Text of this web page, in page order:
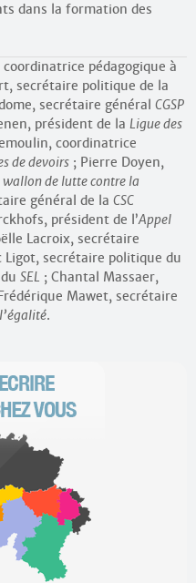
dans la formation des
pédagogique à
secrétaire politique de la
secrétaire général CGSP
président de la Ligue des
coordinatrice
de devoirs; Pierre Doyen,
wallon de lutte contre la
général de la CSC
président de l’Appel
Lacroix, secrétaire
Ligot, secrétaire politique du
SEL ; Chantal Massaer,
Mawet, secrétaire
.